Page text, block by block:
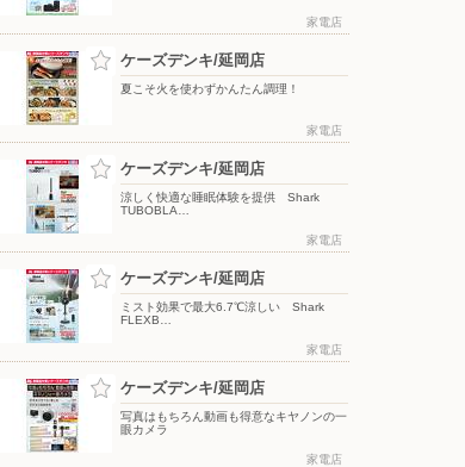
家電店
ケーズデンキ/延岡店
夏こそ火を使わずかんたん調理！
家電店
ケーズデンキ/延岡店
涼しく快適な睡眠体験を提供 Shark
TUBOBLA…
家電店
ケーズデンキ/延岡店
ミスト効果で最大6.7℃涼しい Shark
FLEXB…
家電店
ケーズデンキ/延岡店
写真はもちろん動画も得意なキヤノンの一
眼カメラ
家電店